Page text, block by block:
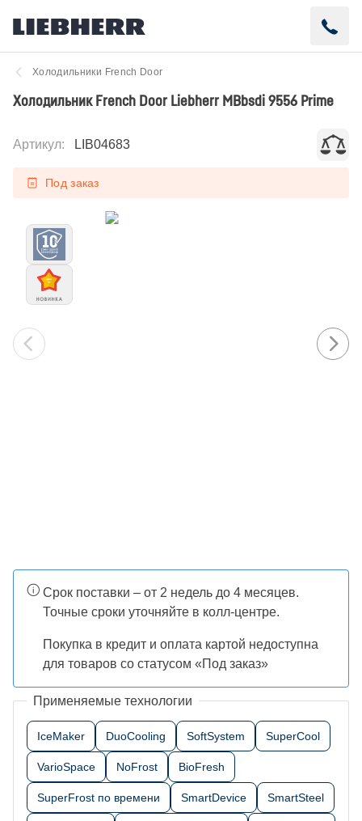
Холодильники French Door
Холодильник French Door Liebherr MBbsdi 9556 Prime
Артикул: LIB04683
Под заказ
Срок поставки – от 2 недель до 4 месяцев.
Точные сроки уточняйте в колл-центре.
Покупка в кредит и оплата картой недоступна
для товаров со статусом «Под заказ»
Применяемые технологии
IceMaker DuoCooling SoftSystem SuperCool
VarioSpace NoFrost BioFresh
SuperFrost по времени SmartDevice SmartSteel